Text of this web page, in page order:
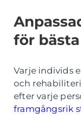
för
Varje individs
och
efter varje
framgångsrik